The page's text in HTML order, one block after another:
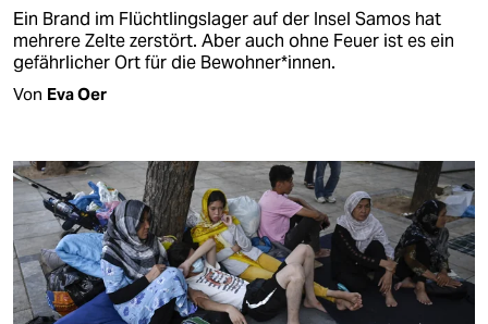
Ein Brand im Flüchtlingslager auf der Insel Samos hat
mehrere Zelte zerstört. Aber auch ohne Feuer ist es ein
gefährlicher Ort für die Bewohner*innen.
Von Eva Oer